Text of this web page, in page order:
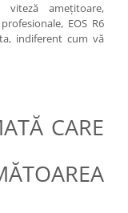
ameţitoare,
EOS R6
indiferent cum vă
CARE